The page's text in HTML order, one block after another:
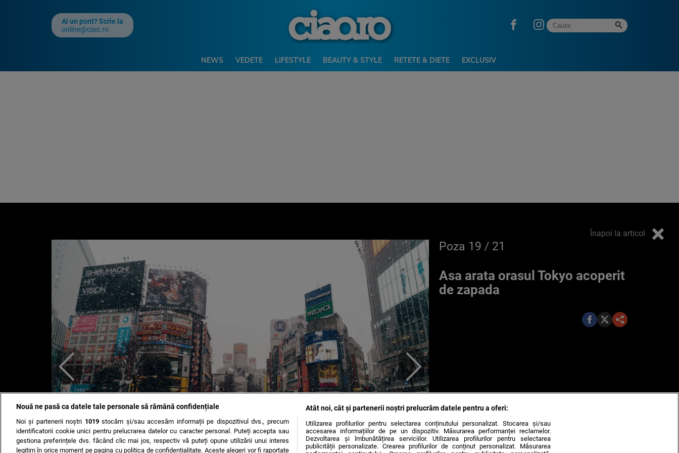
Ai un pont? Scrie la
online@ciao.ro
NEWS VEDETE LIFESTYLE BEAUTY & STYLE RETETE & DIETE EXCLUSIV
Înapoi la articol
Poza 19 / 21
Asa arata orasul Tokyo acoperit
de zapada
Nouă ne pasă ca datele tale personale să rămână confidențiale
Noi și partenerii noștri 1019stocăm și/sau accesăm informații pe dispozitivul dvs., precum
identificatorii cookie unici pentru prelucrarea datelor cu caracter personal. Puteți accepta sau
gestiona preferințele dvs. făcând clic mai jos, respectiv vă puteți opune utilizării unui interes
legitim în orice moment pe pagina cu politica de confidențialitate. Aceste alegeri vor fi raportate
Atât noi, cât și partenerii noștri prelucrăm datele pentru a oferi:
Utilizarea profilurilor pentru selectarea conținutului personalizat. Stocarea și/sau
accesarea informațiilor de pe un dispozitiv. Măsurarea performanței reclamelor.
Dezvoltarea și îmbunătățirea serviciilor. Utilizarea profilurilor pentru selectarea
publicității personalizate. Crearea profilurilor de conținut personalizat. Măsurarea